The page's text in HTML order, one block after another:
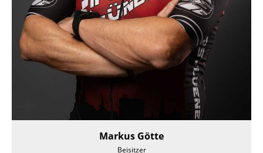
Markus Götte
Beisitzer